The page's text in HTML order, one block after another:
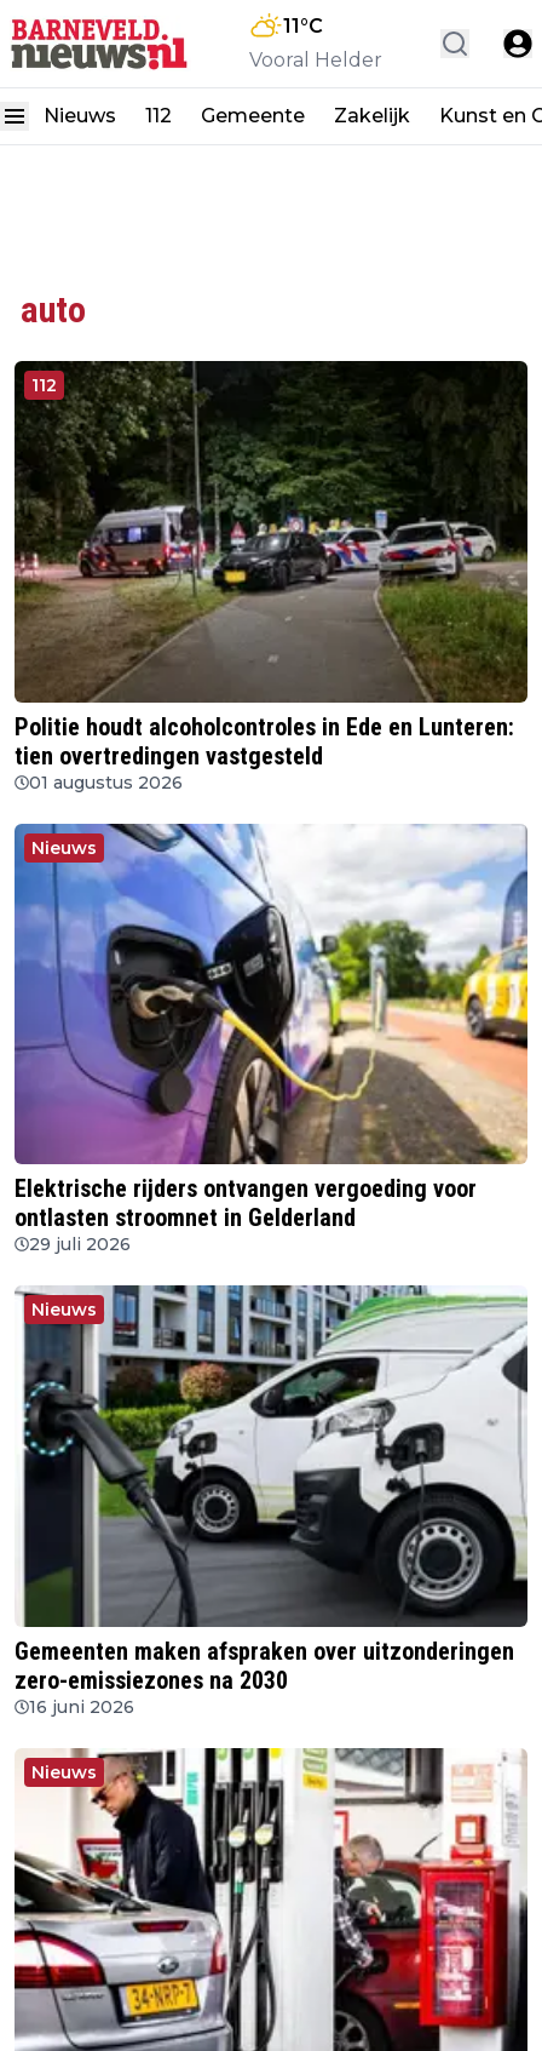
11°C
Vooral Helder
Nieuws 112 Gemeente Zakelijk Kunst en
auto
112
Politie houdt alcoholcontroles in Ede en Lunteren:
tien overtredingen vastgesteld
01 augustus 2026
Nieuws
Elektrische rijders ontvangen vergoeding voor
ontlasten stroomnet in Gelderland
29 juli 2026
Nieuws
Gemeenten maken afspraken over uitzonderingen
zero-emissiezones na 2030
16 juni 2026
Nieuws